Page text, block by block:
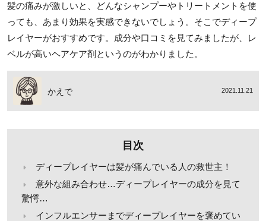
髪の痛みが激しいと、どんなシャンプーやトリートメントを使
っても、あまり効果を実感できないでしょう。そこでディープ
レイヤーがおすすめです。成分や口コミを見てみましたが、レ
ベルが高いヘアケア剤というのがわかりました。
かえで 2021.11.21
目次
ディープレイヤーは髪が痛んでいる人の救世主！
意外な組み合わせ…ディープレイヤーの成分を見て
驚愕…
インフルエンサーまでディープレイヤーを褒めてい